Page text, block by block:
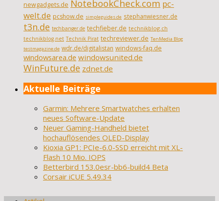
newgadgets.de NotebookCheck.com pc-
welt.de pcshow.de simpleguides.de stephanwiesner.de
t3n.de techbanger.de techfieber.de technikblog.ch
technikblog.net Technik Pirat techreviewer.de TenMedia Blog
testmagazine.de wdr.de/digitalistan windows-faq.de
windowsarea.de windowsunited.de
WinFuture.de zdnet.de
Aktuelle Beiträge
Garmin: Mehrere Smartwatches erhalten
neues Software-Update
Neuer Gaming-Handheld bietet
hochauflösendes OLED-Display
Kioxia GP1: PCIe-6.0-SSD erreicht mit XL-
Flash 10 Mio. IOPS
Betterbird 153.0esr-bb6-build4 Beta
Corsair iCUE 5.49.34